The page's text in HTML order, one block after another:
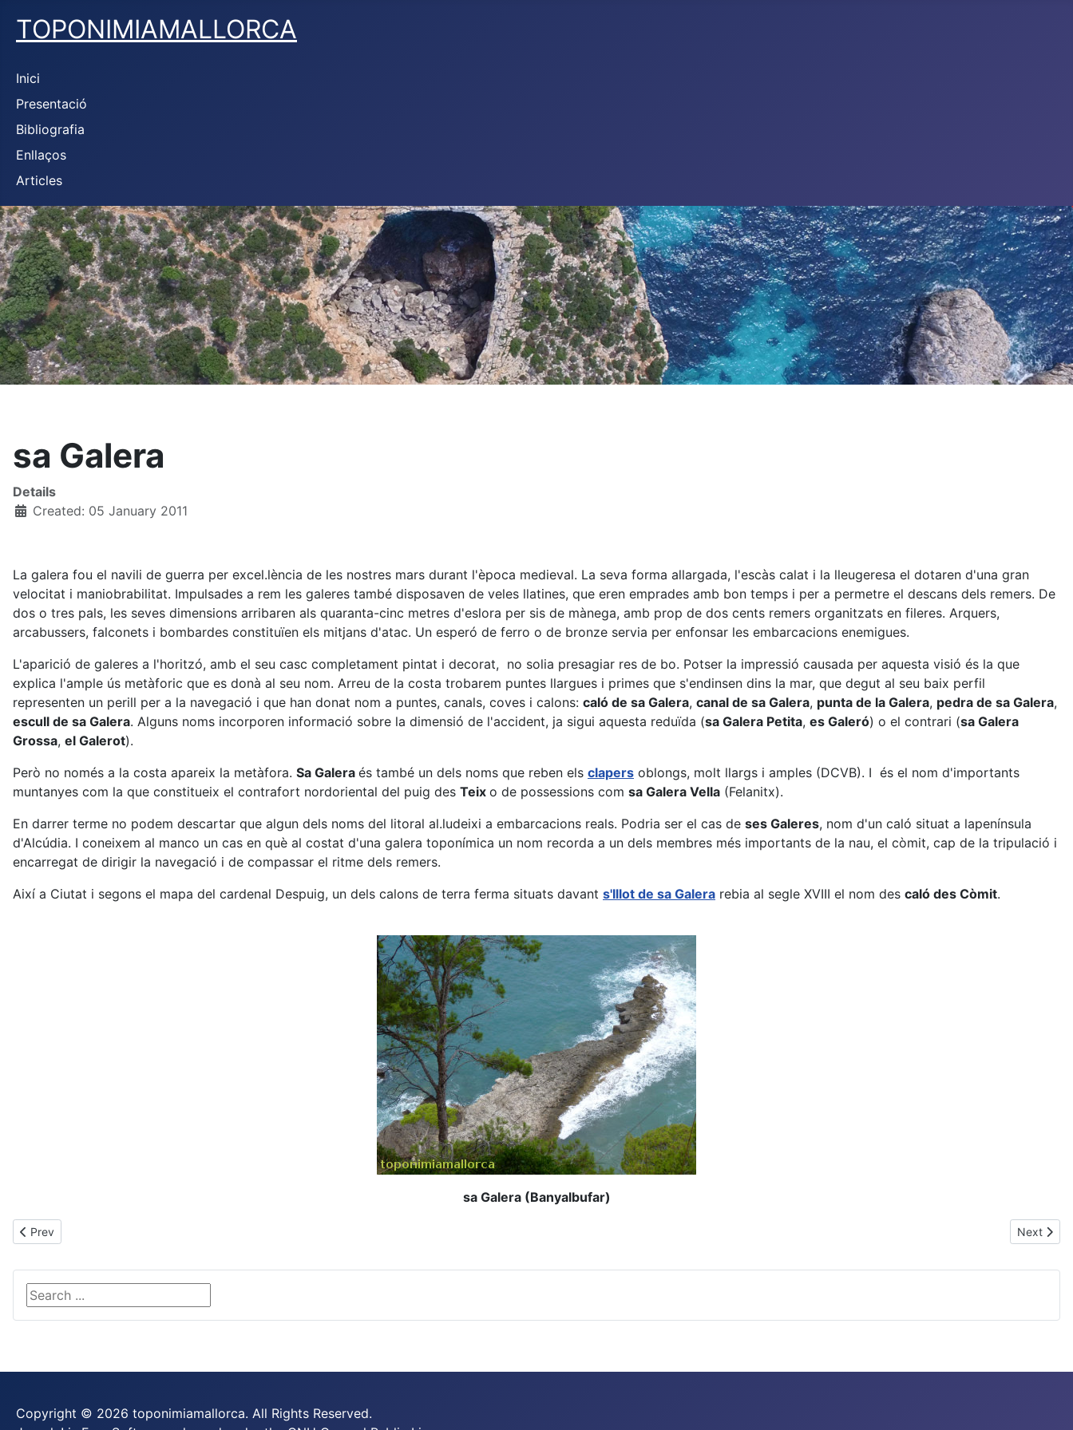
TOPONIMIAMALLORCA
Inici
Presentació
Bibliografia
Enllaços
Articles
sa Galera
Details
Created: 05 January 2011
La galera fou el navili de guerra per excel.lència de les nostres mars durant l'època medieval. La seva forma allargada, l'escàs calat i la lleugeresa el dotaren d'una gran
velocitat i maniobrabilitat. Impulsades a rem les galeres també disposaven de veles llatines, que eren emprades amb bon temps i per a permetre el descans dels remers. De
dos o tres pals, les seves dimensions arribaren als quaranta-cinc metres d'eslora per sis de mànega, amb prop de dos cents remers organitzats en fileres. Arquers,
arcabussers, falconets i bombardes constituïen els mitjans d'atac. Un esperó de ferro o de bronze servia per enfonsar les embarcacions enemigues.
L'aparició de galeres a l'horitzó, amb el seu casc completament pintat i decorat, no solia presagiar res de bo. Potser la impressió causada per aquesta visió és la que
explica l'ample ús metàforic que es donà al seu nom. Arreu de la costa trobarem puntes llargues i primes que s'endinsen dins la mar, que degut al seu baix perfil
representen un perill per a la navegació i que han donat nom a puntes, canals, coves i calons: caló de sa Galera, canal de sa Galera, punta de la Galera, pedra de sa Galera,
escull de sa Galera. Alguns noms incorporen informació sobre la dimensió de l'accident, ja sigui aquesta reduïda (sa Galera Petita, es Galeró) o el contrari (sa Galera
Grossa, el Galerot).
Però no només a la costa apareix la metàfora. Sa Galera és també un dels noms que reben els clapers oblongs, molt llargs i amples (DCVB). I és el nom d'importants
muntanyes com la que constitueix el contrafort nordoriental del puig des Teix o de possessions com sa Galera Vella (Felanitx).
En darrer terme no podem descartar que algun dels noms del litoral al.ludeixi a embarcacions reals. Podria ser el cas de ses Galeres, nom d'un caló situat a lapenínsula
d'Alcúdia. I coneixem al manco un cas en què al costat d'una galera toponímica un nom recorda a un dels membres més importants de la nau, el còmit, cap de la tripulació i
encarregat de dirigir la navegació i de compassar el ritme dels remers.
Així a Ciutat i segons el mapa del cardenal Despuig, un dels calons de terra ferma situats davant s'Illot de sa Galera rebia al segle XVIII el nom des caló des Còmit.
sa Galera (Banyalbufar)
Previous article: Galatzó
Prev Next
Next
Search ...
Copyright © 2026 toponimiamallorca. All Rights Reserved.